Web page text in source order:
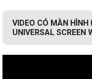
VIDEO CÓ MÀN
UNIVERSAL SCREEN